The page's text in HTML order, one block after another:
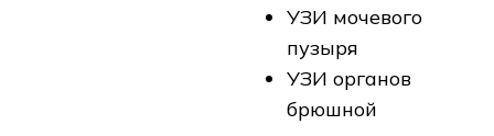
УЗИ мочевого
пузыря
УЗИ органов
брюшной